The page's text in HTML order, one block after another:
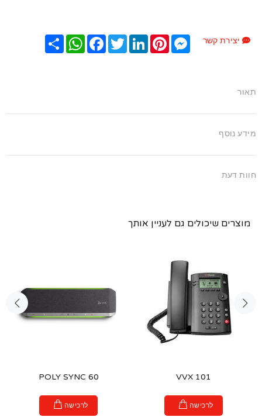
יצירת קשר שתף
WhatsAppFacebookTwitterLinkedInPinterest
Messenger
תאור
מידע נוסף
חוות דעת
מוצרים שיכולים גם לעניין אותך
POLY SYNC 60
לרכישה
VVX 101
לרכישה